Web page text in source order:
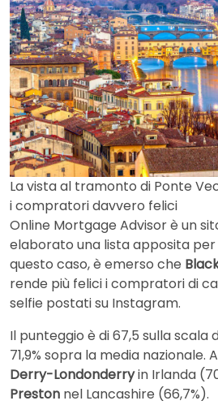
La vista al tramonto di Ponte
i compratori davvero felici
Online Mortgage Advisor è un
elaborato una lista apposita per
questo caso, è emerso che
rende più felici i compratori di
selfie postati su Instagram.
Il punteggio è di 67,5 sulla scala
71,9% sopra la media nazionale.
Derry-Londonderryin Irlanda
Preston nel Lancashire (66,7%).